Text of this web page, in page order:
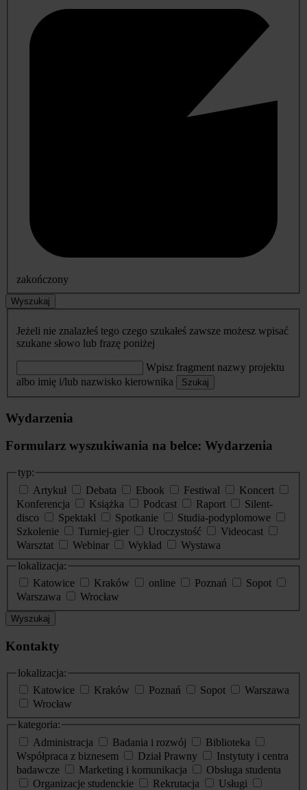
zakończony
Wyszukaj
Jeżeli nie znalazłeś tego czego szukałeś zawsze możesz wpisać
szukane słowo lub frazę poniżej
Wpisz fragment nazwy projektu
albo imię i/lub nazwisko kierownika
Szukaj
Wydarzenia
Formularz wyszukiwania na belce: Wydarzenia
typ:
Artykuł
Debata Ebook Festiwal
Koncert
Konferencja
Książka Podcast Raport
Silent-
disco
Spektakl Spotkanie
Studia-podyplomowe
Szkolenie
Turniej-gier Uroczystość
Videocast
Warsztat
Webinar Wykład
Wystawa
lokalizacja:
Katowice
Kraków online Poznań
Sopot
Warszawa
Wrocław
Wyszukaj
Kontakty
lokalizacja:
Katowice
Kraków Poznań Sopot
Warszawa
Wrocław
kategoria:
Administracja
Badania i rozwój
Biblioteka
Współpraca z biznesem
Dział Prawny
Instytuty i centra
badawcze
Marketing i komunikacja
Obsługa studenta
Organizacje studenckie
Rekrutacja
Usługi